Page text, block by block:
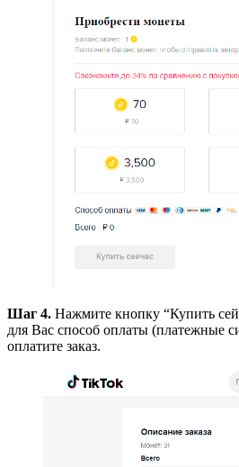
Шаг 4. Нажмите кнопку “Купить
для Вас способ оплаты (платежные
оплатите заказ.